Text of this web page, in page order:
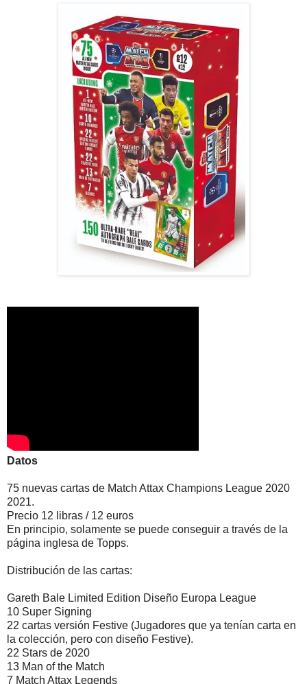
Datos
75 nuevas cartas de Match Attax Champions League 2020
2021.
Precio 12 libras / 12 euros
En principio, solamente se puede conseguir a través de la
página inglesa de Topps.
Distribución de las cartas:
Gareth Bale Limited Edition Diseño Europa League
10 Super Signing
22 cartas versión Festive (Jugadores que ya tenían carta en
la colección, pero con diseño Festive).
22 Stars de 2020
13 Man of the Match
7 Match Attax Legends